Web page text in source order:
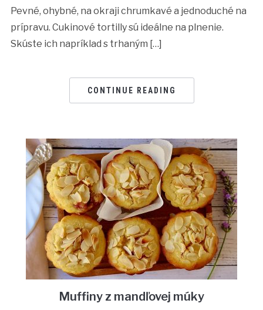
Pevné, ohybné, na okraji chrumkavé a jednoduché na
prípravu. Cukinové tortilly sú ideálne na plnenie.
Skúste ich napríklad s trhaným […]
CONTINUE READING
Muffiny z mandľovej múky